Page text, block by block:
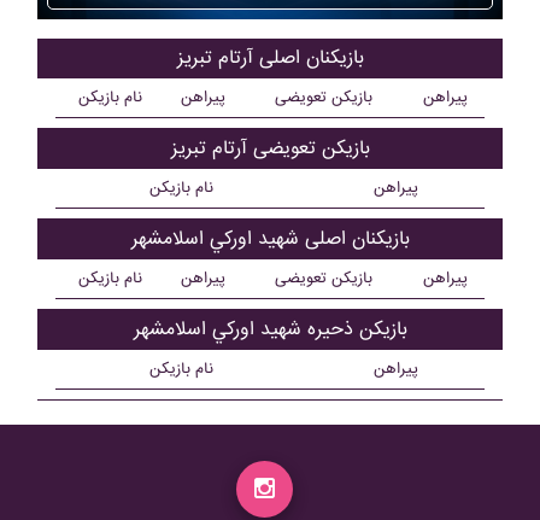
بازیکنان اصلی آرتام تبريز
نام بازیکن پیراهن بازیکن تعویضی پیراهن
بازیکن تعویضی آرتام تبريز
نام بازیکن پیراهن
بازیکنان اصلی شهيد اورکي اسلامشهر
نام بازیکن پیراهن بازیکن تعویضی پیراهن
بازیکن ذحیره شهيد اورکي اسلامشهر
نام بازیکن پیراهن